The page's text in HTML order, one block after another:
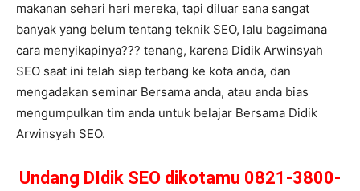
makanan sehari hari mereka, tapi diluar sana sangat
banyak yang belum tentang teknik SEO, lalu bagaimana
cara menyikapinya??? tenang, karena Didik Arwinsyah
SEO saat ini telah siap terbang ke kota anda, dan
mengadakan seminar Bersama anda, atau anda bias
mengumpulkan tim anda untuk belajar Bersama Didik
Arwinsyah SEO.
Undang DIdik SEO dikotamu 0821-3800-